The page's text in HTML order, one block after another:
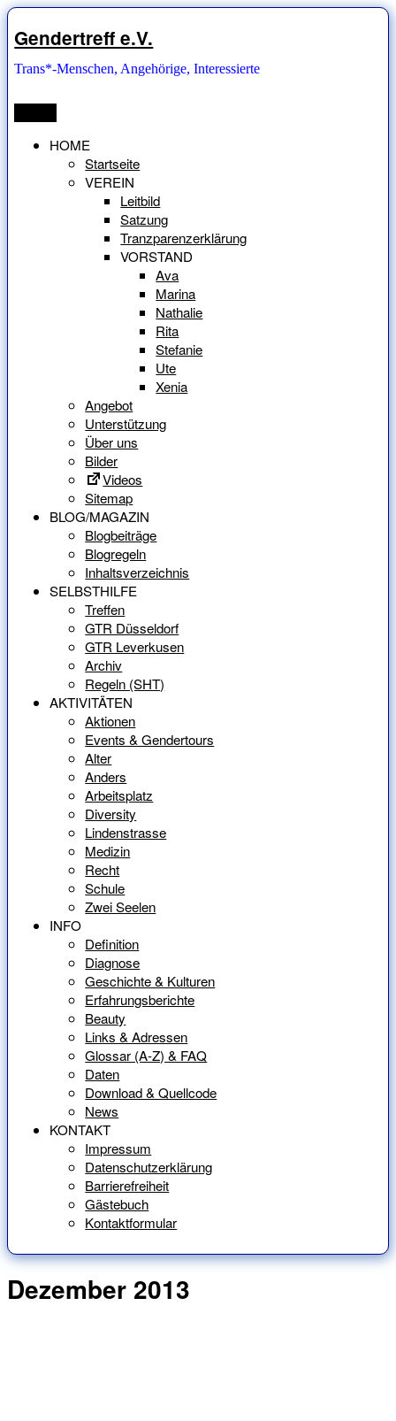
Zum
Inhalt
springen
Gendertreff e.V.
Trans*-Menschen, Angehörige, Interessierte
HOME
Startseite
VEREIN
Leitbild
Satzung
Tranzparenzerklärung
VORSTAND
Ava
Marina
Nathalie
Rita
Stefanie
Ute
Xenia
Angebot
Unterstützung
Über uns
Bilder
Videos
Sitemap
BLOG/MAGAZIN
Blogbeiträge
Blogregeln
Inhaltsverzeichnis
SELBSTHILFE
Treffen
GTR Düsseldorf
GTR Leverkusen
Archiv
Regeln (SHT)
AKTIVITÄTEN
Aktionen
Events & Gendertours
Alter
Anders
Arbeitsplatz
Diversity
Lindenstrasse
Medizin
Recht
Schule
Zwei Seelen
INFO
Definition
Diagnose
Geschichte & Kulturen
Erfahrungsberichte
Beauty
Links & Adressen
Glossar (A-Z) & FAQ
Daten
Download & Quellcode
News
KONTAKT
Impressum
Datenschutzerklärung
Barrierefreiheit
Gästebuch
Kontaktformular
Dezember 2013